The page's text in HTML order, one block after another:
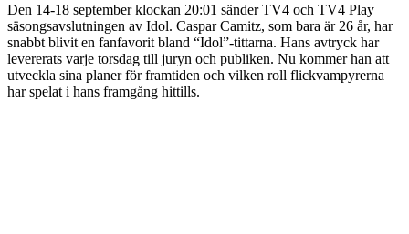
Den 14-18 september klockan 20:01 sänder TV4 och TV4 Play
säsongsavslutningen av Idol. Caspar Camitz, som bara är 26 år, har
snabbt blivit en fanfavorit bland “Idol”-tittarna. Hans avtryck har
levererats varje torsdag till juryn och publiken. Nu kommer han att
utveckla sina planer för framtiden och vilken roll flickvampyrerna
har spelat i hans framgång hittills.